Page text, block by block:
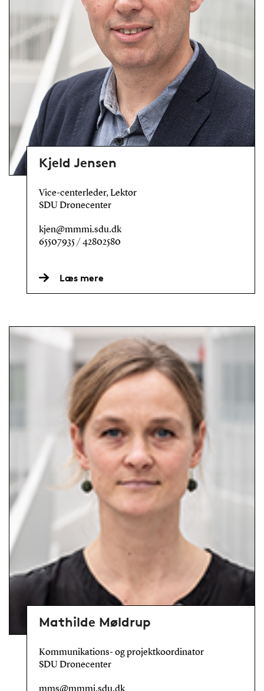
Kjeld Jensen
Vice-centerleder, Lektor
SDU Dronecenter
kjen@mmmi.sdu.dk
65507935 / 42802580
Læs mere
Mathilde Møldrup
Kommunikations- og projektkoordinator
SDU Dronecenter
mms@mmmi.sdu.dk